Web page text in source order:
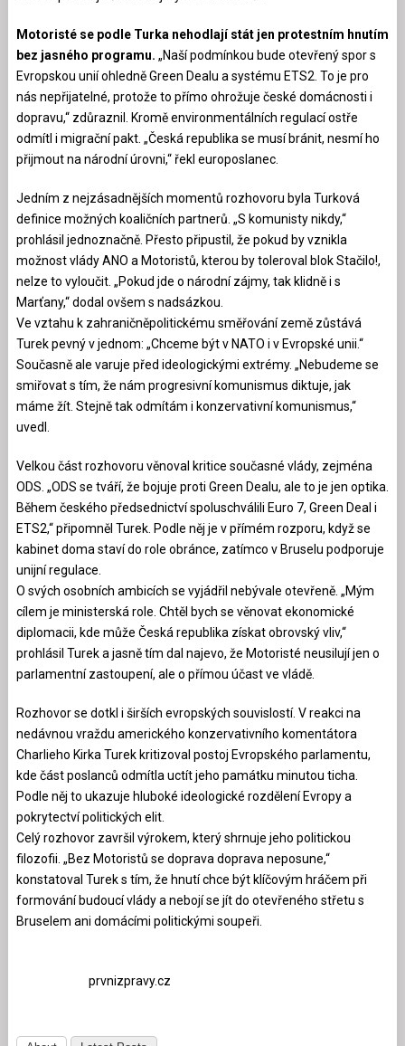
Motoristé se podle Turka nehodlají stát jen protestním hnutím
bez jasného programu. „Naší podmínkou bude otevřený spor s
Evropskou unií ohledně Green Dealu a systému ETS2. To je pro
nás nepřijatelné, protože to přímo ohrožuje české domácnosti i
dopravu,“ zdůraznil. Kromě environmentálních regulací ostře
odmítl i migrační pakt. „Česká republika se musí bránit, nesmí ho
přijmout na národní úrovni,“ řekl europoslanec.
Jedním z nejzásadnějších momentů rozhovoru byla Turková
definice možných koaličních partnerů. „S komunisty nikdy,“
prohlásil jednoznačně. Přesto připustil, že pokud by vznikla
možnost vlády ANO a Motoristů, kterou by toleroval blok Stačilo!,
nelze to vyloučit. „Pokud jde o národní zájmy, tak klidně i s
Marťany,“ dodal ovšem s nadsázkou.
Ve vztahu k zahraničněpolitickému směřování země zůstává
Turek pevný v jednom: „Chceme být v NATO i v Evropské unii.“
Současně ale varuje před ideologickými extrémy. „Nebudeme se
smiřovat s tím, že nám progresivní komunismus diktuje, jak
máme žít. Stejně tak odmítám i konzervativní komunismus,“
uvedl.
Velkou část rozhovoru věnoval kritice současné vlády, zejména
ODS. „ODS se tváří, že bojuje proti Green Dealu, ale to je jen optika.
Během českého předsednictví spoluschválili Euro 7, Green Deal i
ETS2,“ připomněl Turek. Podle něj je v přímém rozporu, když se
kabinet doma staví do role obránce, zatímco v Bruselu podporuje
unijní regulace.
O svých osobních ambicích se vyjádřil nebývale otevřeně. „Mým
cílem je ministerská role. Chtěl bych se věnovat ekonomické
diplomacii, kde může Česká republika získat obrovský vliv,“
prohlásil Turek a jasně tím dal najevo, že Motoristé neusilují jen o
parlamentní zastoupení, ale o přímou účast ve vládě.
Rozhovor se dotkl i širších evropských souvislostí. V reakci na
nedávnou vraždu amerického konzervativního komentátora
Charlieho Kirka Turek kritizoval postoj Evropského parlamentu,
kde část poslanců odmítla uctít jeho památku minutou ticha.
Podle něj to ukazuje hluboké ideologické rozdělení Evropy a
pokrytectví politických elit.
Celý rozhovor završil výrokem, který shrnuje jeho politickou
filozofii. „Bez Motoristů se doprava doprava neposune,“
konstatoval Turek s tím, že hnutí chce být klíčovým hráčem při
formování budoucí vlády a nebojí se jít do otevřeného střetu s
Bruselem ani domácími politickými soupeři.
prvnizpravy.cz